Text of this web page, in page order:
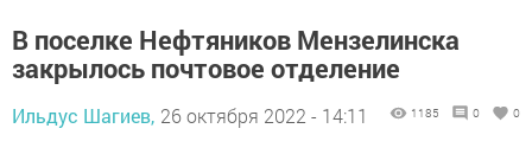
В поселке Нефтяников Мензелинска
закрылось почтовое отделение
Ильдус Шагиев, 26 октября 2022 - 14:11 1185 0 0